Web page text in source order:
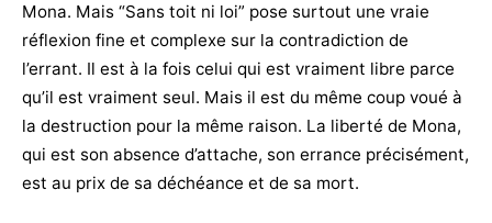
Mona. Mais “Sans toit ni loi” pose surtout une vraie
réflexion fine et complexe sur la contradiction de
l’errant. Il est à la fois celui qui est vraiment libre parce
qu’il est vraiment seul. Mais il est du même coup voué à
la destruction pour la même raison. La liberté de Mona,
qui est son absence d’attache, son errance précisément,
est au prix de sa déchéance et de sa mort.